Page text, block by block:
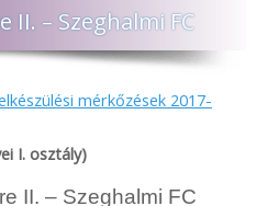
II. – Szeghalmi FC
mérkőzések 2017-
I. osztály)
II. – Szeghalmi FC